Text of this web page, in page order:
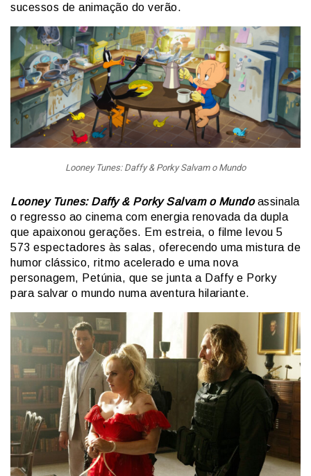
sucessos de animação do verão.
Looney Tunes: Daffy & Porky Salvam o Mundo
Looney Tunes: Daffy & Porky Salvam o Mundoassinala
o regresso ao cinema com energia renovada da dupla
que apaixonou gerações. Em estreia, o filme levou 5
573 espectadores às salas, oferecendo uma mistura de
humor clássico, ritmo acelerado e uma nova
personagem, Petúnia, que se junta a Daffy e Porky
para salvar o mundo numa aventura hilariante.